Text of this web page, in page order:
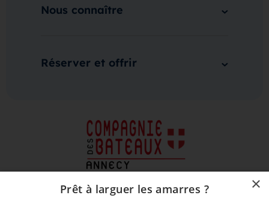
Nous connaître
Réserver et offrir
×
Prêt à larguer les amarres ?